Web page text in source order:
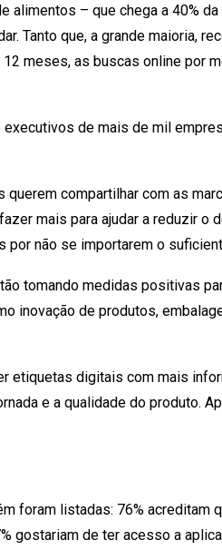
alimentos – que chega a 40%
Tanto que, a grande maioria,
meses, as buscas online por
de mais de mil
compartilhar com as
mais para ajudar a reduzir o
não se importarem o
tomando medidas positivas
inovação de produtos,
etiquetas digitais com mais
e a qualidade do produto.
foram listadas: 76% acreditam
gostariam de ter acesso a